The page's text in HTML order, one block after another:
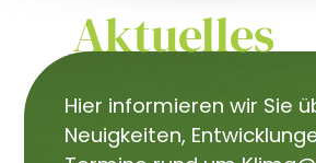
Aktuelles
Hier informieren wir Sie
Neuigkeiten,